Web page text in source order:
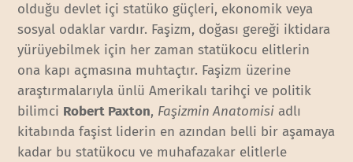
olduğu devlet içi statüko güçleri, ekonomik veya
sosyal odaklar vardır. Faşizm, doğası gereği iktidara
yürüyebilmek için her zaman statükocu elitlerin
ona kapı açmasına muhtaçtır. Faşizm üzerine
araştırmalarıyla ünlü Amerikalı tarihçi ve politik
bilimci Robert Paxton, Faşizmin Anatomisi adlı
kitabında faşist liderin en azından belli bir aşamaya
kadar bu statükocu ve muhafazakar elitlerle